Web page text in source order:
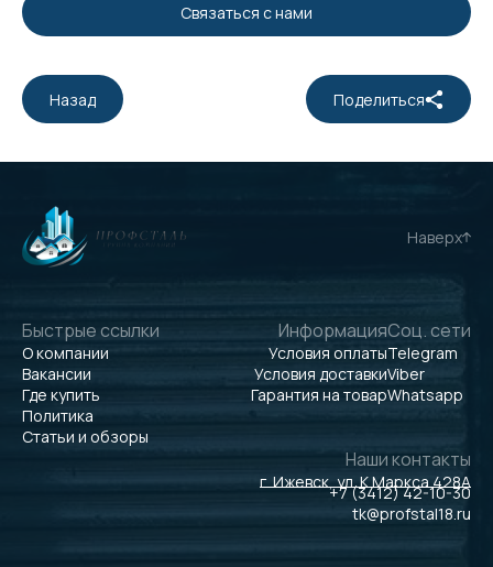
Связаться с нами
Назад Поделиться
Наверх
Быстрые ссылки
О компании
Вакансии
Где купить
Политика
Статьи и обзоры
Информация
Условия оплаты
Условия доставки
Гарантия на товар
Соц. сети
Telegram
Viber
Whatsapp
Наши контакты
г. Ижевск, ул. К.Маркса 428А
+7 (3412) 42-10-30
tk@profstal18.ru